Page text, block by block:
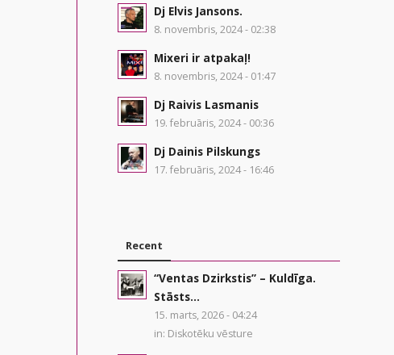
Dj Elvis Jansons.
8. novembris, 2024 - 02:38
Mixeri ir atpakaļ!
8. novembris, 2024 - 01:47
Dj Raivis Lasmanis
19. februāris, 2024 - 00:36
Dj Dainis Pilskungs
17. februāris, 2024 - 16:46
Recent
“Ventas Dzirkstis” – Kuldīga.
Stāsts...
15. marts, 2026 - 04:24
in: Diskotēku vēsture